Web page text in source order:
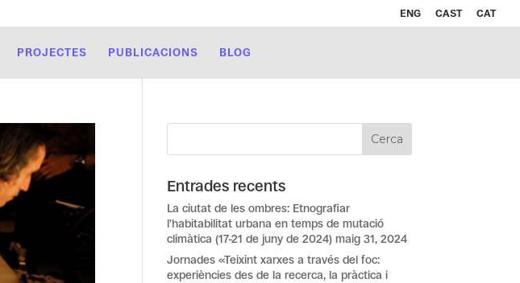
ENG CAST CAT
PROJECTES PUBLICACIONS BLOG
Entrades recents
La ciutat de les ombres: Etnografiar
l’habitabilitat urbana en temps de mutació
climàtica (17-21 de juny de 2024) maig 31, 2024
Jornades «Teixint xarxes a través del foc:
experiències des de la recerca, la pràctica i